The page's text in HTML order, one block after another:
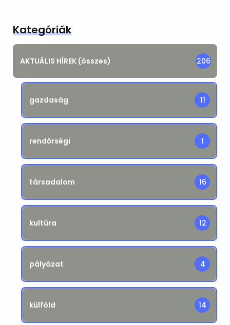
Kategóriák
AKTUÁLIS HÍREK (összes) 206
gazdaság 11
rendőrségi 1
társadalom 16
kultúra 12
pályázat 4
külföld 14